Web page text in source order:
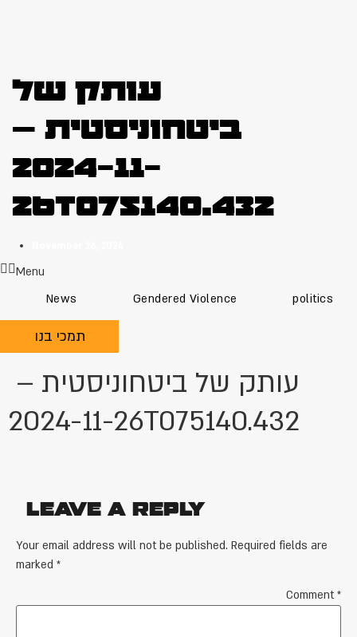
עותק של
ביטחוניסטית –
2024-11-
26T075140.432
Menu
News
Gendered Violence politics
תמכי בנו
עותק של ביטחוניסטית –
2024-11-26T075140.432
Leave a Reply
Your email address will not be published. Required fields are
marked *
Comment*